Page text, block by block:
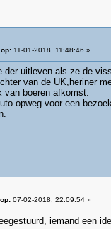
11-01-2018, 11:48:46 »
uitleven als ze de
van de UK,heriner
van boeren afkomst.
opweg voor een
07-02-2018, 22:09:54 »
iemand een